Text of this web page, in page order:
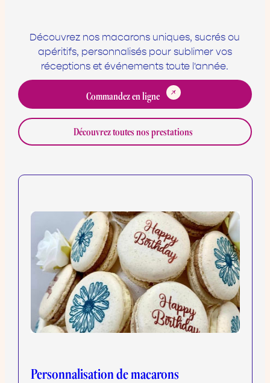
Découvrez nos macarons uniques, sucrés ou
apéritifs, personnalisés pour sublimer vos
réceptions et événements toute l'année.
Commandez en ligne
Découvrez toutes nos prestations
Personnalisation de macarons